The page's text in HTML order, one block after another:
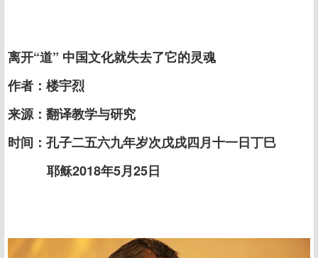
离开“道” 中国文化就失去了它的灵魂
作者：楼宇烈
来源：翻译教学与研究
时间：孔子二五六九年岁次戊戌四月十一日丁巳
耶稣2018年5月25日